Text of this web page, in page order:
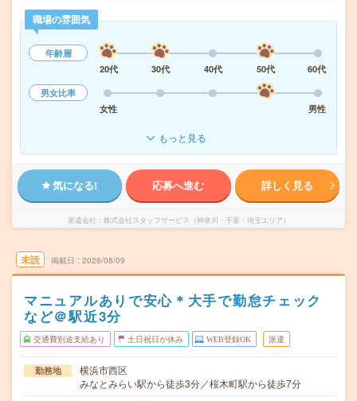
職場の雰囲気
年齢層
20代
30代 40代 50代
60代
男女比率
女性
男性
もっと見る
気になる! 応募へ進む 詳しく見る
派遣会社 株式会社スタッフサービス（神奈川・千葉・埼玉エリア）
未読 掲載日 2026/08/09
マニュアルありで安心＊大手で勤怠チェック
など＠駅近3分
交通費別途支給あり 土日祝日が休み WEB登録OK 派遣
勤務地
横浜市西区
みなとみらい駅から徒歩3分／桜木町駅から徒歩7分